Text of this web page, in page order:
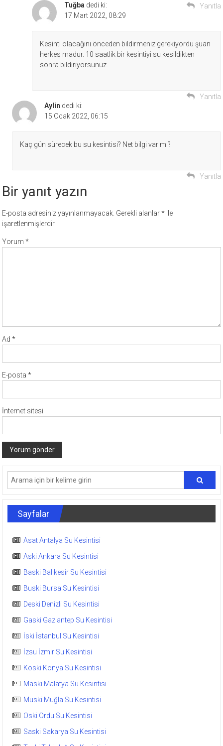
Yanıtla
Tuğba dedi ki:
17 Mart 2022, 08:29
Kesinti olacağını önceden bildirmeniz gerekiyordu şuan
herkes madur. 10 saatlik bir kesintiyi su kesildikten
sonra bildiriyorsunuz.
Yanıtla
Aylin dedi ki:
15 Ocak 2022, 06:15
Kaç gün sürecek bu su kesintisi? Net bilgi var mı?
Yanıtla
Bir yanıt yazın
E-posta adresiniz yayınlanmayacak. Gerekli alanlar* ile
işaretlenmişlerdir
Yorum*
Ad*
E-posta*
İnternet sitesi
Sayfalar
Asat Antalya Su Kesintisi
Aski Ankara Su Kesintisi
Baski Balıkesir Su Kesintisi
Buski Bursa Su Kesintisi
Deski Denizli Su Kesintisi
Gaski Gaziantep Su Kesintisi
İski İstanbul Su Kesintisi
İzsu İzmir Su Kesintisi
Koski Konya Su Kesintisi
Maski Malatya Su Kesintisi
Muski Muğla Su Kesintisi
Oski Ordu Su Kesintisi
Saski Sakarya Su Kesintisi